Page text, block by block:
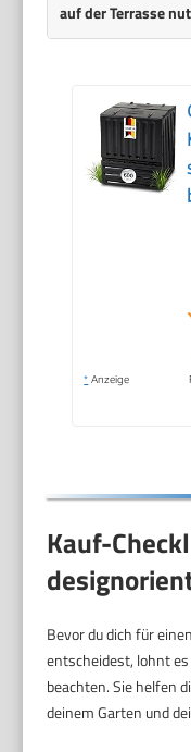
auf der Terrasse
* Anzeige
Kauf-
Bevor du dich für
entscheidest, lohnt
beachten. Sie helfen
deinem Garten und